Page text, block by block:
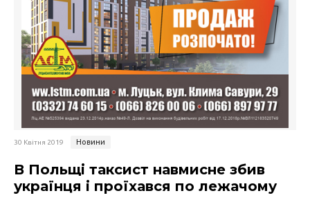
30 Квітня 2019 Новини
В Польщі таксист навмисне збив
українця і проїхався по лежачому